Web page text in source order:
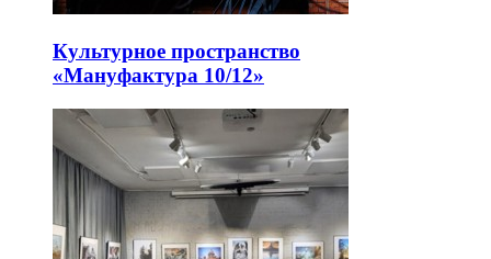
Культурное пространство
«Мануфактура 10/12»